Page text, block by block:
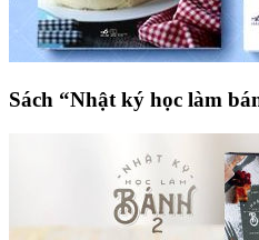
Sách “Nhật ký học làm